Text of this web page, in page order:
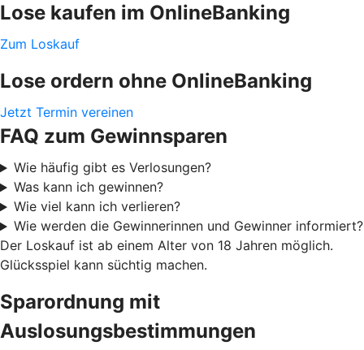
Lose kaufen im OnlineBanking
Zum Loskauf
Lose ordern ohne OnlineBanking
Jetzt Termin vereinen
FAQ zum Gewinnsparen
Wie häufig gibt es Verlosungen?
Was kann ich gewinnen?
Wie viel kann ich verlieren?
Wie werden die Gewinnerinnen und Gewinner informiert?
Der Loskauf ist ab einem Alter von 18 Jahren möglich.
Glücksspiel kann süchtig machen.
Sparordnung mit
Auslosungsbestimmungen